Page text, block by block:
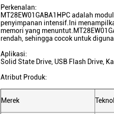
Perkenalan:
MT28EW01GABA1HPC adalah
penyimpanan intensif.Ini
memori yang
rendah, sehingga cocok untuk
Aplikasi:
Solid State Drive, USB Flash Drive,
Atribut Produk:
Merek